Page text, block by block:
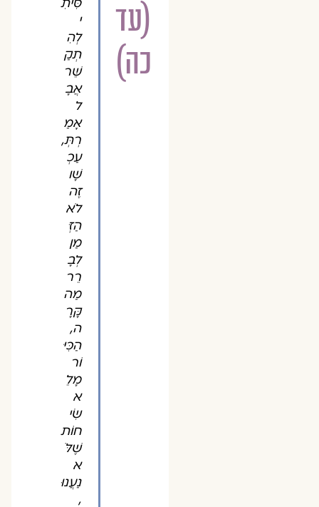
(עד
כה)
לְהִ
תְקַ
שֵּׁר
אֲבָ
ל
אָמַ
רְתְּ,
עַכְ
שָׁו
זֶה
לֹא
הַזְּ
מַן
לְבָ
רֵר
מַה
קָּרָ
ה,
הַכִּיּ
וֹר
מָלֵ
א
שִׂי
חוֹת
שֶׁלֹּ
א
נַעֲנוּ